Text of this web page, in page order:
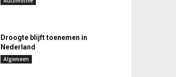
Droogte blijft toenemen in
Nederland
Algemeen